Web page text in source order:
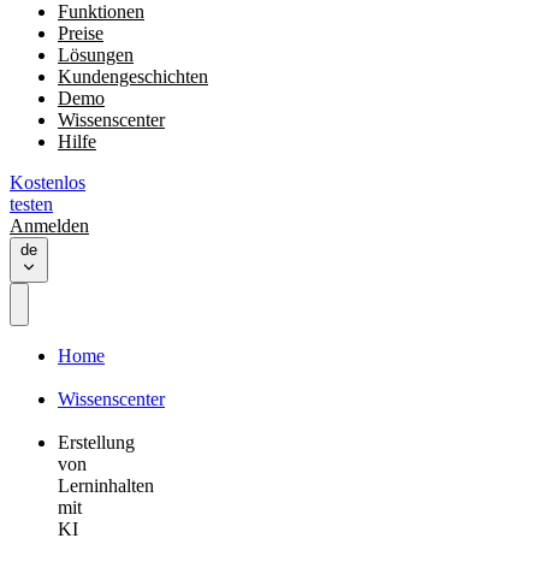
Funktionen
Preise
Lösungen
Kundengeschichten
Demo
Wissenscenter
Hilfe
Kostenlos
testen
Anmelden
de
Home
Wissenscenter
Erstellung
von
Lerninhalten
mit
KI